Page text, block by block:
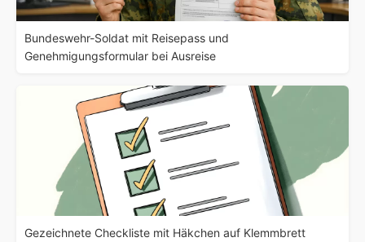
Bundeswehr-Soldat mit Reisepass und
Genehmigungsformular bei Ausreise
Gezeichnete Checkliste mit Häkchen auf Klemmbrett